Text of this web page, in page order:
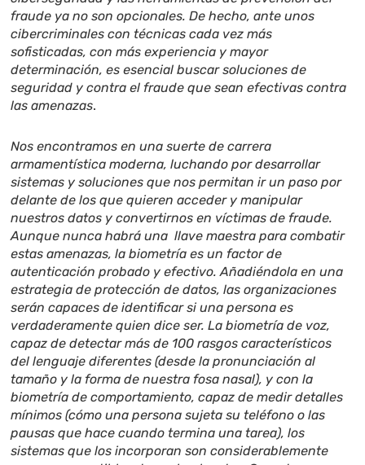
fraude ya no son opcionales. De hecho, ante unos
cibercriminales con técnicas cada vez más
sofisticadas, con más experiencia y mayor
determinación, es esencial buscar soluciones de
seguridad y contra el fraude que sean efectivas contra
las amenazas.
Nos encontramos en una suerte de carrera
armamentística moderna, luchando por desarrollar
sistemas y soluciones que nos permitan ir un paso por
delante de los que quieren acceder y manipular
nuestros datos y convertirnos en víctimas de fraude.
Aunque nunca habrá una llave maestra para combatir
estas amenazas, la biometría es un factor de
autenticación probado y efectivo. Añadiéndola en una
estrategia de protección de datos, las organizaciones
serán capaces de identificar si una persona es
verdaderamente quien dice ser. La biometría de voz,
capaz de detectar más de 100 rasgos característicos
del lenguaje diferentes (desde la pronunciación al
tamaño y la forma de nuestra fosa nasal), y con la
biometría de comportamiento, capaz de medir detalles
mínimos (cómo una persona sujeta su teléfono o las
pausas que hace cuando termina una tarea), los
sistemas que los incorporan son considerablemente